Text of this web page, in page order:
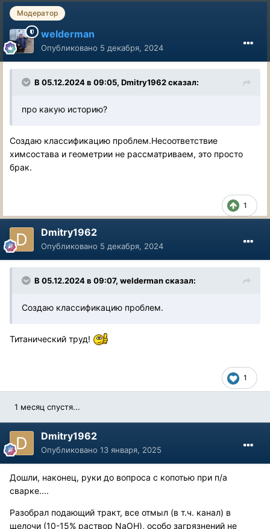
Модератор
welderman
Опубликовано 5 декабря, 2024
В 05.12.2024 в 09:05, Dmitry1962сказал:
про какую историю?
Создаю классификацию проблем.Несоответствие
химсостава и геометрии не рассматриваем, это просто
брак.
1
Dmitry1962
Опубликовано 5 декабря, 2024
В 05.12.2024 в 09:07, weldermanсказал:
Создаю классификацию проблем.
Титанический труд!
1
1 месяц спустя...
Dmitry1962
Опубликовано 13 января, 2025
Дошли, наконец, руки до вопроса с копотью при п/а
сварке....
Разобрал подающий тракт, все отмыл (в т.ч. канал) в
щелочи (10-15% раствор NaOH), особо загрязнений не